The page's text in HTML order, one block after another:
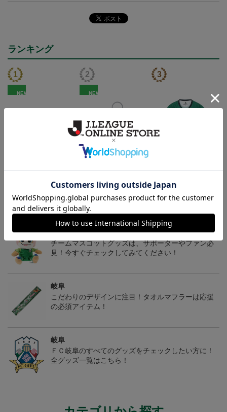
ランキング
NEW
FC岐阜 メガニウム タ
NEW
FC岐阜 メガニウム キ
1,100円
2026/27 オーセンティッ
13,900円～18,300円
トピックス
岐阜
チームマスコットグッズは、サポーターやファン必
見！今すぐチェックしてみてください！
岐阜
こだわりのデザインに注目！タオルマフラーは応援
の必須アイテム！
岐阜
ＦＣ岐阜のすべてのグッズをチェックしたい方に！
全グッズ一覧はこちら！